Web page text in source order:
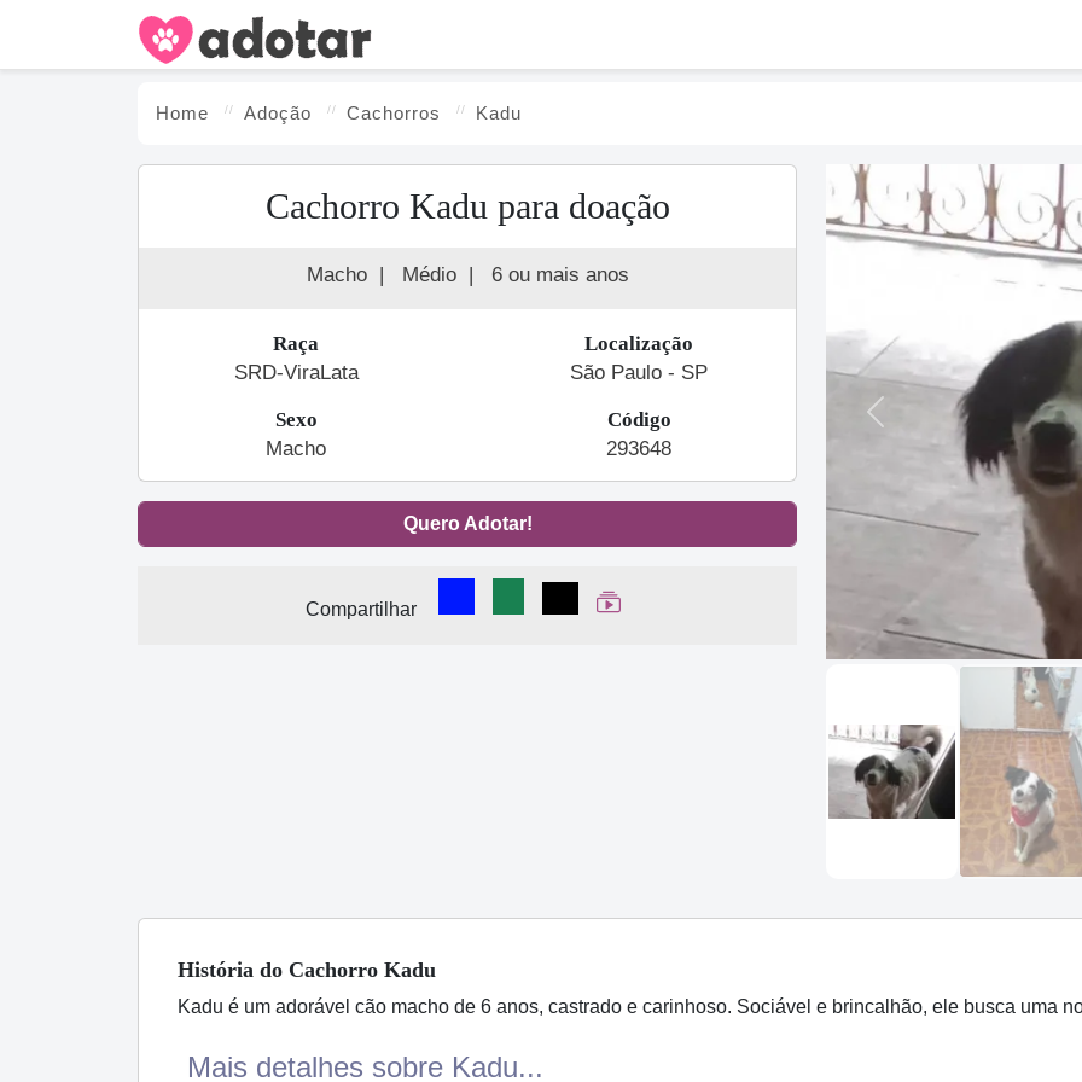
Home Adoção Cachorros Kadu
Cachorro Kadu para doação
Macho | Médio | 6 ou mais anos
Raça
SRD-ViraLata
Localização
São Paulo - SP
Sexo
Macho
Código
293648
Quero Adotar!
Compartilhar
Compartilhar no Facebook
Compartilhar no WhatsApp
Compartilhar
Ver Web Story
Previous
História do Cachorro Kadu
Kadu é um adorável cão macho de 6 anos, castrado e carinhoso. Sociável e brincalhão, ele busca uma
Mais detalhes sobre Kadu...